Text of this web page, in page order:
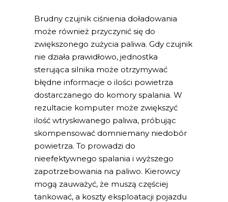
Brudny czujnik ciśnienia doładowania
może również przyczynić się do
zwiększonego zużycia paliwa. Gdy czujnik
nie działa prawidłowo, jednostka
sterująca silnika może otrzymywać
błędne informacje o ilości powietrza
dostarczanego do komory spalania. W
rezultacie komputer może zwiększyć
ilość wtryskiwanego paliwa, próbując
skompensować domniemany niedobór
powietrza. To prowadzi do
nieefektywnego spalania i wyższego
zapotrzebowania na paliwo. Kierowcy
mogą zauważyć, że muszą częściej
tankować, a koszty eksploatacji pojazdu